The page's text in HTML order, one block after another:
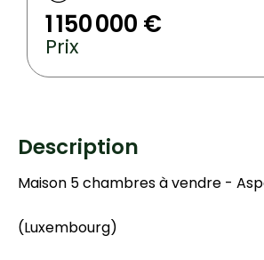
1 150 000 €
Prix
Description
Maison 5 chambres à vendre -
(Luxembourg)